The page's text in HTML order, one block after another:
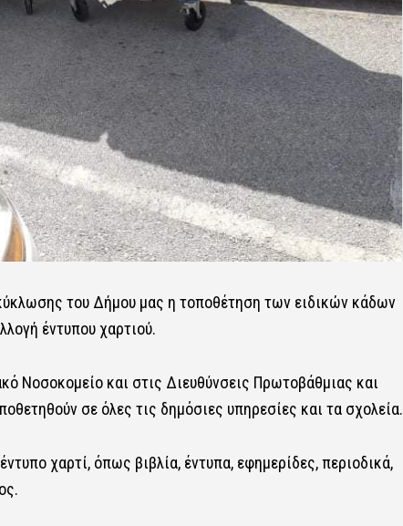
του Δήμου μας η τοποθέτηση των ειδικών κάδων
έντυπου χαρτιού.
Νοσοκομείο και στις Διευθύνσεις Πρωτοβάθμιας και
σε όλες τις δημόσιες υπηρεσίες και τα σχολεία.
χαρτί, όπως βιβλία, έντυπα, εφημερίδες, περιοδικά,